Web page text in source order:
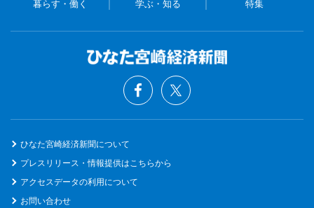
暮らす・働く 学ぶ・知る 特集
ひなた宮崎経済新聞について
プレスリリース・情報提供はこちらから
アクセスデータの利用について
お問い合わせ